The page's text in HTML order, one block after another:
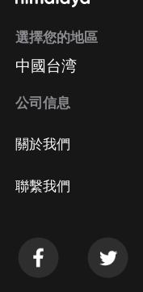
選擇您的地區
中國台湾
公司信息
關於我們
聯繫我們